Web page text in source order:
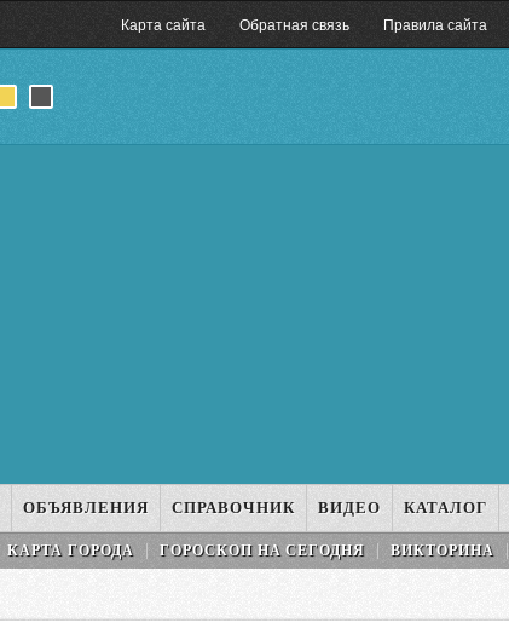
Карта сайта Обратная связь Правила сайта
ОБЪЯВЛЕНИЯ СПРАВОЧНИК ВИДЕО КАТАЛОГ
КАРТА ГОРОДА ГОРОСКОП НA СEГОДНЯ ВИКТОРИНА